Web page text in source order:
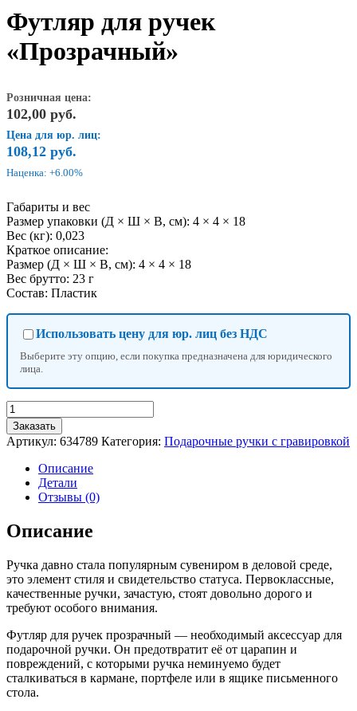
Футляр для ручек
«Прозрачный»
Розничная цена:
102,00 руб.
Цена для юр. лиц:
108,12 руб.
Наценка: +6.00%
Габариты и вес
Размер упаковки (Д × Ш × В, см): 4 × 4 × 18
Вес (кг): 0,023
Краткое описание:
Размер (Д × Ш × В, см): 4 × 4 × 18
Вес брутто: 23 г
Состав: Пластик
Использовать цену для юр. лиц без НДС
Выберите эту опцию, если покупка предназначена для юридического
лица.
Количество
товара
Футляр
для
ручек
«Прозрачный»
Заказать
Артикул: 634789 Категория: Подарочные ручки с гравировкой
Описание
Детали
Отзывы (0)
Описание
Ручка давно стала популярным сувениром в деловой среде,
это элемент стиля и свидетельство статуса. Первоклассные,
качественные ручки, зачастую, стоят довольно дорого и
требуют особого внимания.
Футляр для ручек прозрачный — необходимый аксессуар для
подарочной ручки. Он предотвратит её от царапин и
повреждений, с которыми ручка неминуемо будет
сталкиваться в кармане, портфеле или в ящике письменного
стола.